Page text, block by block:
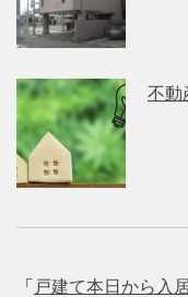
不動
「 戸建て本日から入